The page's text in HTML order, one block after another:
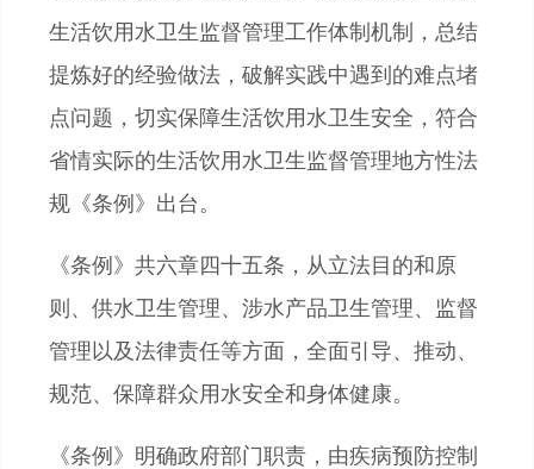
生活饮用水卫生监督管理工作体制机制，总结
提炼好的经验做法，破解实践中遇到的难点堵
点问题，切实保障生活饮用水卫生安全，符合
省情实际的生活饮用水卫生监督管理地方性法
规《条例》出台。
《条例》共六章四十五条，从立法目的和原
则、供水卫生管理、涉水产品卫生管理、监督
管理以及法律责任等方面，全面引导、推动、
规范、保障群众用水安全和身体健康。
《条例》明确政府部门职责，由疾病预防控制